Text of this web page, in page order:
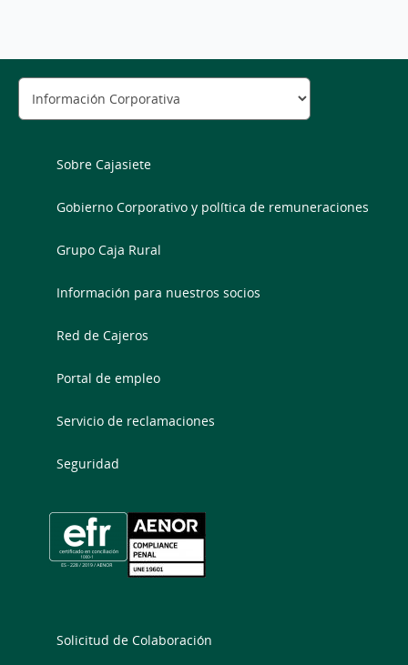
Sobre Cajasiete
Gobierno Corporativo y política de remuneraciones
Grupo Caja Rural
Información para nuestros socios
Red de Cajeros
Portal de empleo
Servicio de reclamaciones
Seguridad
Solicitud de Colaboración